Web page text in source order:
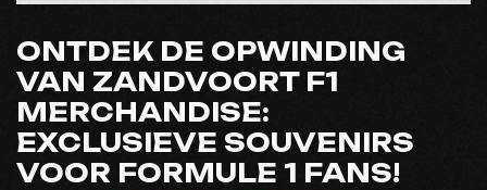
ONTDEK DE OPWINDING
VAN ZANDVOORT F1
MERCHANDISE:
EXCLUSIEVE SOUVENIRS
VOOR FORMULE 1 FANS!